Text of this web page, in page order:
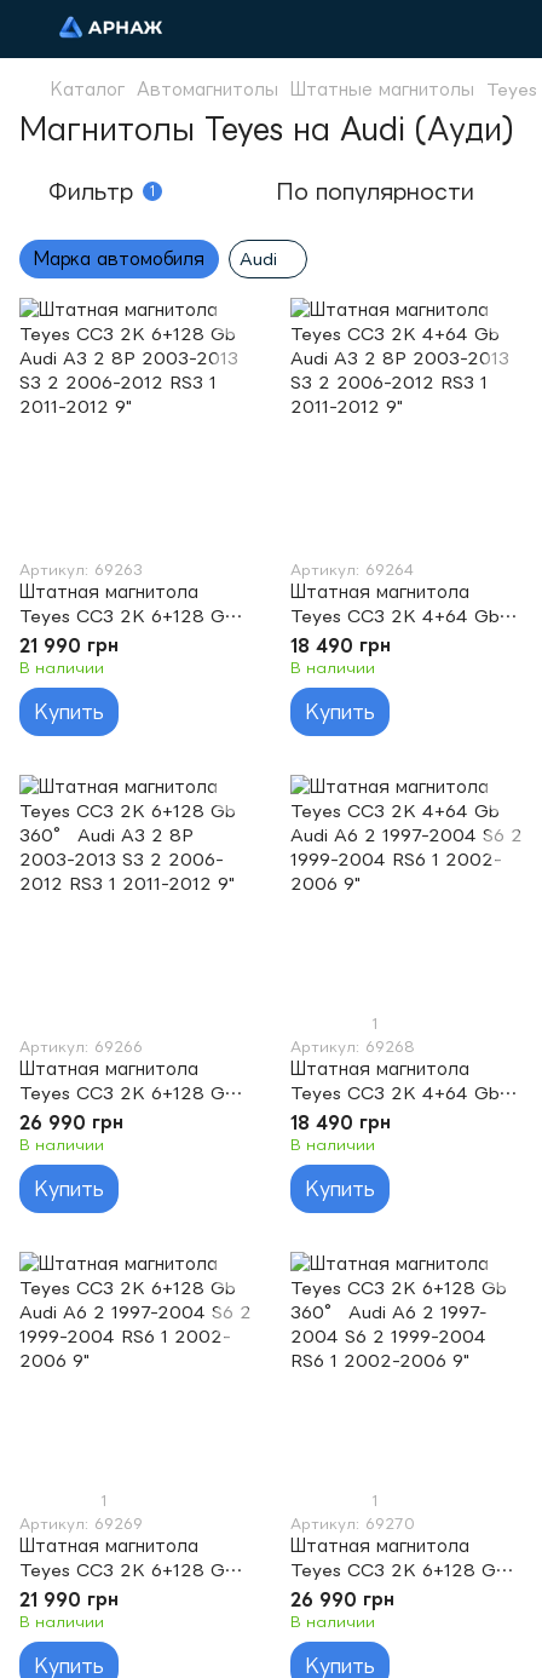
Каталог Автомагнитолы Штатные магнитолы Teyes
Магнитолы Teyes на Audi (Ауди)
Фильтр 1 По популярности
Марка автомобиля Audi
Артикул: 69263
Штатная магнитола
Teyes CC3 2K 6+128 Gb
Audi A3 2 8P 2003-2013
S3 2 2006-2012 RS3 1
2011-2012 9"
21 990 грн
В наличии
Купить
Артикул: 69264
Штатная магнитола
Teyes CC3 2K 4+64 Gb
Audi A3 2 8P 2003-2013
S3 2 2006-2012 RS3 1
2011-2012 9"
18 490 грн
В наличии
Купить
Артикул: 69266
Штатная магнитола
Teyes CC3 2K 6+128 Gb
360° Audi A3 2 8P
2003-2013 S3 2 2006-
2012 RS3 1 2011-2012 9"
26 990 грн
В наличии
Купить
1
Артикул: 69268
Штатная магнитола
Teyes CC3 2K 4+64 Gb
Audi A6 2 1997-2004 S6
2 1999-2004 RS6 1 2002-
2006 9"
18 490 грн
В наличии
Купить
1
Артикул: 69269
Штатная магнитола
Teyes CC3 2K 6+128 Gb
Audi A6 2 1997-2004 S6
2 1999-2004 RS6 1 2002-
2006 9"
21 990 грн
В наличии
Купить
1
Артикул: 69270
Штатная магнитола
Teyes CC3 2K 6+128 Gb
360° Audi A6 2 1997-
2004 S6 2 1999-2004
RS6 1 2002-2006 9"
26 990 грн
В наличии
Купить